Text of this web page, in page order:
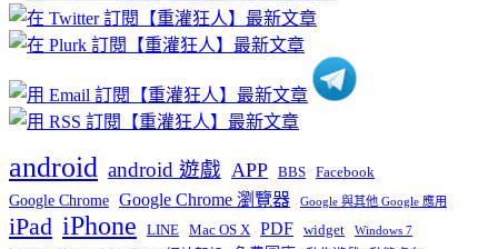
分
類
android android 遊戲 APP BBS Facebook
Google Chrome Google Chrome 瀏覽器 Google 與其他 Google 應用
iPad iPhone LINE Mac OS X PDF widget Windows 7